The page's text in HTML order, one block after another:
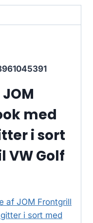
med
i sort
VW Golf
af JOM Frontgrill
i sort med